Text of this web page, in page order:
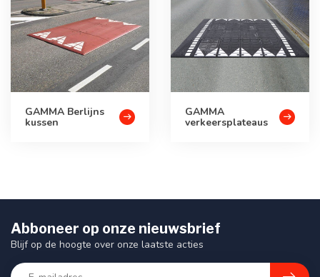
GAMMA Berlijns
kussen
GAMMA
verkeersplateaus
Abboneer op onze nieuwsbrief
Blijf op de hoogte over onze laatste acties